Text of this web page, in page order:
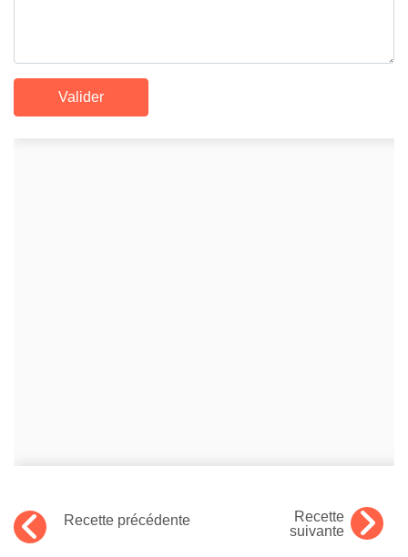
Recette précédente
Recette
suivante